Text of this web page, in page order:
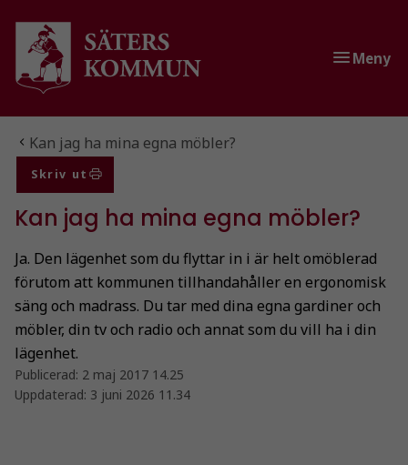
Gå till innehåll
Gå till huvudmeny
Gå till sidomeny
Meny
Du är här:
Kan jag ha mina egna möbler?
Skriv ut
Kan jag ha mina egna möbler?
Ja. Den lägenhet som du flyttar in i är helt omöblerad
förutom att kommunen tillhandahåller en ergonomisk
säng och madrass. Du tar med dina egna gardiner och
möbler, din tv och radio och annat som du vill ha i din
lägenhet.
Publicerad: 2 maj 2017 14.25
Uppdaterad: 3 juni 2026 11.34